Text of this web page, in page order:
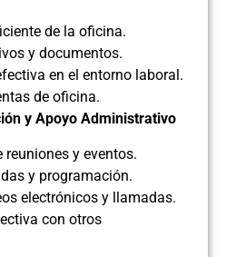
de la oficina.
y documentos.
en el entorno laboral.
de oficina.
y Apoyo Administrativo
reuniones y eventos.
y programación.
electrónicos y llamadas.
con otros